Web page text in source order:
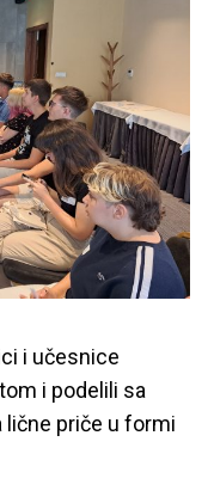
i učesnice
i podelili sa
priče u formi